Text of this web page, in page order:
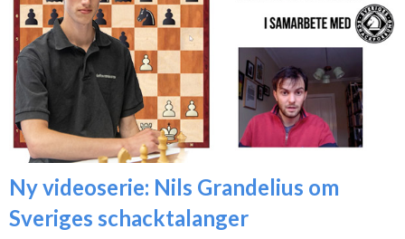
Ny videoserie: Nils Grandelius om
Sveriges schacktalanger